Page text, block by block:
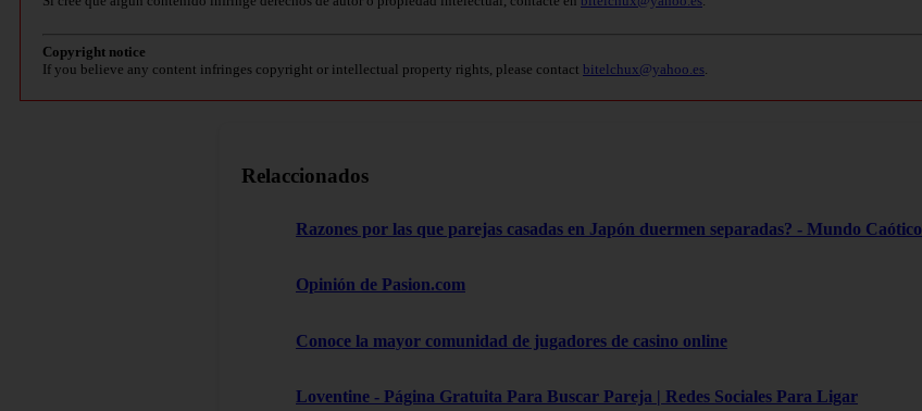
Copyright notice
If you believe any content infringes copyright or intellectual property rights, please contact bitelchux@yahoo.es
Relaccionados
Razones por las que parejas casadas en Japón duermen separadas? - Mundo Caótico
Opinión de Pasion.com
Conoce la mayor comunidad de jugadores de casino online
Loventine - Página Gratuita Para Buscar Pareja | Redes Sociales Para Ligar